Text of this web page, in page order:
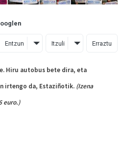
Entzun Itzuli Erraztu
Hiru autobus bete dira, eta
irtengo da, Estaziñotik. (Izena
euro.)